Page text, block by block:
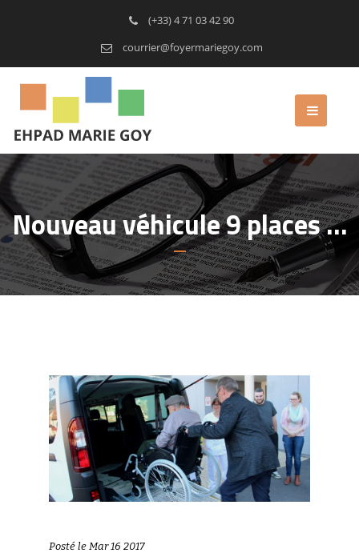
(+33) 4 71 03 42 90
courrier@foyermariegoy.com
Nouveau véhicule 9 places …
Posté le Mar 16 2017